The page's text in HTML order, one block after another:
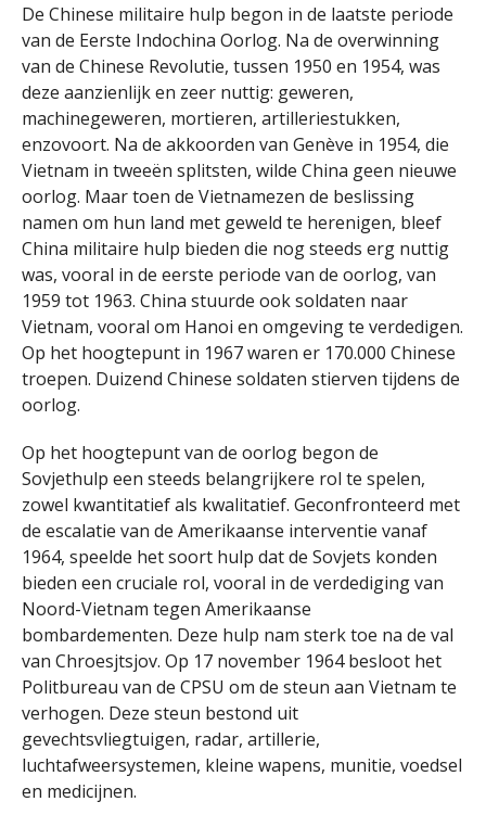
De Chinese militaire hulp begon in de laatste periode
van de Eerste Indochina Oorlog. Na de overwinning
van de Chinese Revolutie, tussen 1950 en 1954, was
deze aanzienlijk en zeer nuttig: geweren,
machinegeweren, mortieren, artilleriestukken,
enzovoort. Na de akkoorden van Genève in 1954, die
Vietnam in tweeën splitsten, wilde China geen nieuwe
oorlog. Maar toen de Vietnamezen de beslissing
namen om hun land met geweld te herenigen, bleef
China militaire hulp bieden die nog steeds erg nuttig
was, vooral in de eerste periode van de oorlog, van
1959 tot 1963. China stuurde ook soldaten naar
Vietnam, vooral om Hanoi en omgeving te verdedigen.
Op het hoogtepunt in 1967 waren er 170.000 Chinese
troepen. Duizend Chinese soldaten stierven tijdens de
oorlog.
Op het hoogtepunt van de oorlog begon de
Sovjethulp een steeds belangrijkere rol te spelen,
zowel kwantitatief als kwalitatief. Geconfronteerd met
de escalatie van de Amerikaanse interventie vanaf
1964, speelde het soort hulp dat de Sovjets konden
bieden een cruciale rol, vooral in de verdediging van
Noord-Vietnam tegen Amerikaanse
bombardementen. Deze hulp nam sterk toe na de val
van Chroesjtsjov. Op 17 november 1964 besloot het
Politbureau van de CPSU om de steun aan Vietnam te
verhogen. Deze steun bestond uit
gevechtsvliegtuigen, radar, artillerie,
luchtafweersystemen, kleine wapens, munitie, voedsel
en medicijnen.